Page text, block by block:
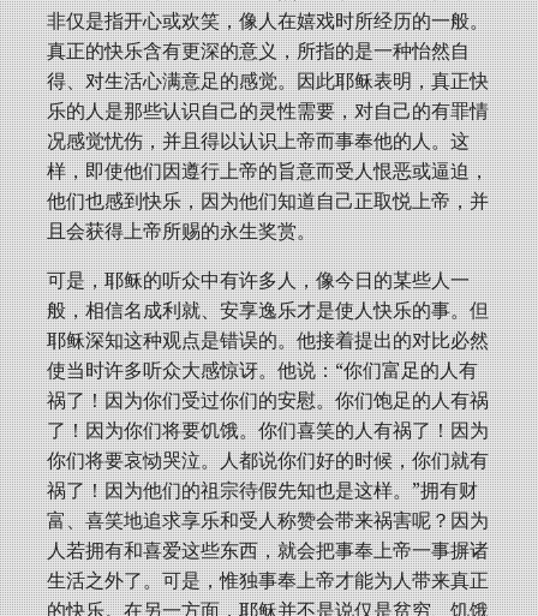
非仅是指开心或欢笑，像人在嬉戏时所经历的一般。
真正的快乐含有更深的意义，所指的是一种怡然自
得、对生活心满意足的感觉。因此耶稣表明，真正快
乐的人是那些认识自己的灵性需要，对自己的有罪情
况感觉忧伤，并且得以认识上帝而事奉他的人。这
样，即使他们因遵行上帝的旨意而受人恨恶或逼迫，
他们也感到快乐，因为他们知道自己正取悦上帝，并
且会获得上帝所赐的永生奖赏。
可是，耶稣的听众中有许多人，像今日的某些人一
般，相信名成利就、安享逸乐才是使人快乐的事。但
耶稣深知这种观点是错误的。他接着提出的对比必然
使当时许多听众大感惊讶。他说：“你们富足的人有
祸了！因为你们受过你们的安慰。你们饱足的人有祸
了！因为你们将要饥饿。你们喜笑的人有祸了！因为
你们将要哀恸哭泣。人都说你们好的时候，你们就有
祸了！因为他们的祖宗待假先知也是这样。”拥有财
富、喜笑地追求享乐和受人称赞会带来祸害呢？因为
人若拥有和喜爱这些东西，就会把事奉上帝一事摒诸
生活之外了。可是，惟独事奉上帝才能为人带来真正
的快乐。在另一方面，耶稣并不是说仅是贫穷、饥饿